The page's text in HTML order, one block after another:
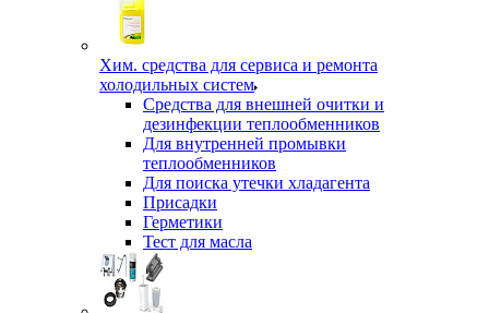
Хим. средства для сервиса и ремонта
холодильных систем
Средства для внешней очитки и
дезинфекции теплообменников
Для внутренней промывки
теплообменников
Для поиска утечки хладагента
Присадки
Герметики
Тест для масла